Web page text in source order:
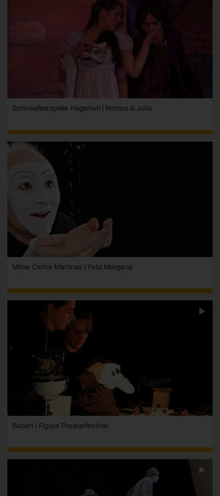
Schlossfestspiele Hagenwil | Romeo & Julia
Mime Carlos Martinez | Fata Morgana
Baden | Figura Theaterfestival